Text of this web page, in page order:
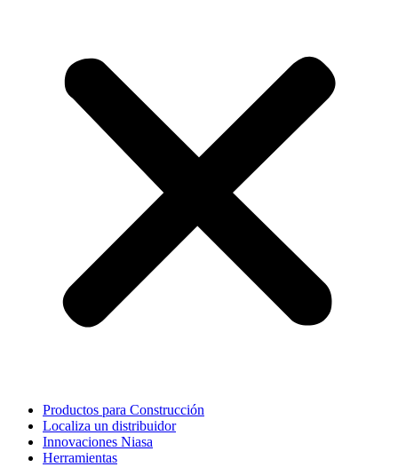
Productos para Construcción
Localiza un distribuidor
Innovaciones Niasa
Herramientas